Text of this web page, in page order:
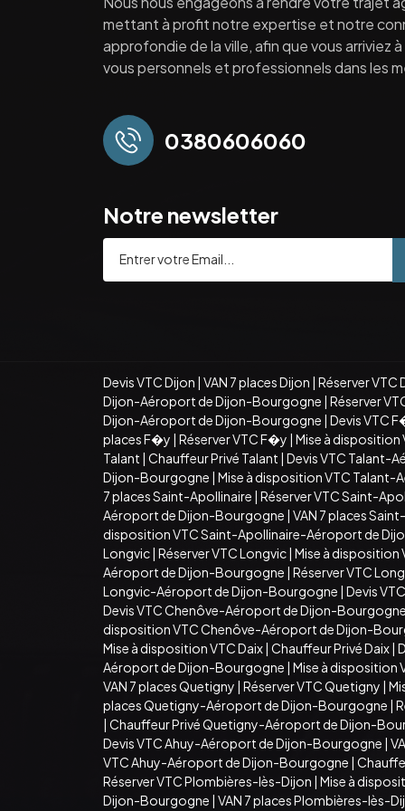
mettant à profit notre expertise et notre
approfondie de la ville, afin que vous arriviez
vous personnels et professionnels dans les
0380606060
Notre newsletter
Devis VTC Dijon | VAN 7 places Dijon | Réserver VTC
Dijon-Aéroport de Dijon-Bourgogne | Réserver
Dijon-Aéroport de Dijon-Bourgogne | Devis VTC
places F�y | Réserver VTC F�y | Mise à
Talant | Chauffeur Privé Talant | Devis VTC Talant-
Dijon-Bourgogne | Mise à disposition VTC
7 places Saint-Apollinaire | Réserver VTC Saint-
Aéroport de Dijon-Bourgogne | VAN 7 places
disposition VTC Saint-Apollinaire-Aéroport de
Longvic| Réserver VTC Longvic| Mise à disposition
Aéroport de Dijon-Bourgogne | Réserver VTC
Longvic-Aéroport de Dijon-Bourgogne | Devis
Devis VTC Chenôve-Aéroport de Dijon-
disposition VTC Chenôve-Aéroport de Dijon-
Mise à disposition VTC Daix| Chauffeur Privé Daix|
Aéroport de Dijon-Bourgogne | Mise à disposition
VAN 7 places Quetigny | Réserver VTC Quetigny |
places Quetigny-Aéroport de Dijon-Bourgogne |
| Chauffeur Privé Quetigny-Aéroport de Dijon-
Devis VTC Ahuy-Aéroport de Dijon-Bourgogne |
VTC Ahuy-Aéroport de Dijon-Bourgogne |
Réserver VTC Plombières-lès-Dijon | Mise à
Dijon-Bourgogne | VAN 7 places Plombières-lès-